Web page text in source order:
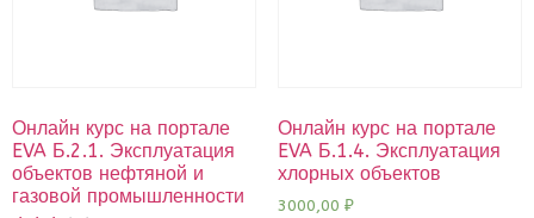
Онлайн курс на портале
EVA Б.2.1. Эксплуатация
объектов нефтяной и
газовой промышленности
Онлайн курс на портале
EVA Б.1.4. Эксплуатация
хлорных объектов
3000,00 ₽